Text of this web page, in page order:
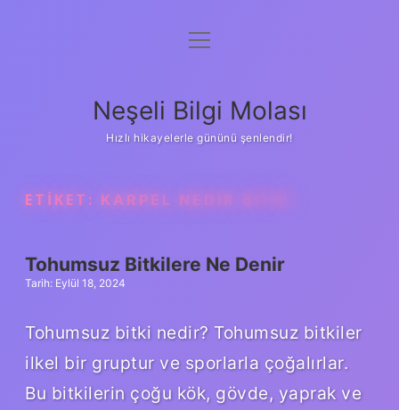
Anasayfa
Yasal Uyarı
menüyü
Neşeli Bilgi Molası
Hızlı hikayelerle gününü şenlendir!
ETIKET: KARPEL NEDIR BITKI
Tohumsuz Bitkilere Ne Denir
Tarih: Eylül 18, 2024
Tohumsuz bitki nedir? Tohumsuz bitkiler
ilkel bir gruptur ve sporlarla çoğalırlar.
Bu bitkilerin çoğu kök, gövde, yaprak ve